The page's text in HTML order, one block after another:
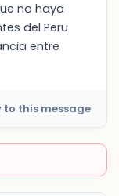
no haya
del Peru
entre
to this message